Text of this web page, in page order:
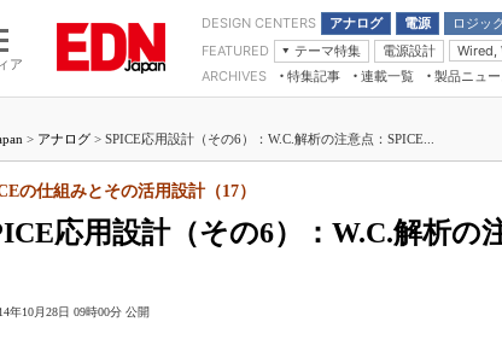
ア
DESIGN CENTERS アナログ
電源
モーター
ロジック
LSI
受動部品
FEATURED
テーマ特集
つながるクルマ
エレクトロニクス入門
医療エレ（EE Times Japan）
電源設計 Wired,
モーター入門マイコン講座 計
ARCHIVES 特集記事
連載一覧
マイクロプロセッサ懐古録
中堅技術者に贈る電子部品“徹底”活
用講座
たった2つの式で始めるDC/DCコン
バーターの設計
製品ニュー
電子ブックレット
> アナログ > SPICE応用設計（その6）：W.C.解析の注意点：SPICE...
応用設計（その6）：W.C.解析の
の仕組みとその活用設計（17）
年10月28日 09時00分 公開